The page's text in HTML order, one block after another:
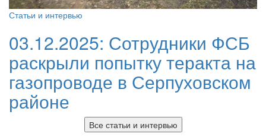
Статьи и интервью
03.12.2025: Сотрудники ФСБ
раскрыли попытку теракта на
газопроводе в Серпуховском
районе
Все статьи и интервью